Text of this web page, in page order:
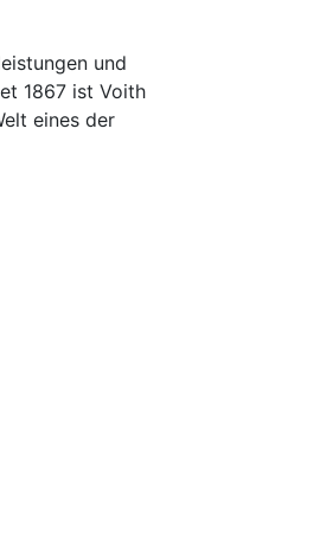
und
1867 ist Voith
eines der